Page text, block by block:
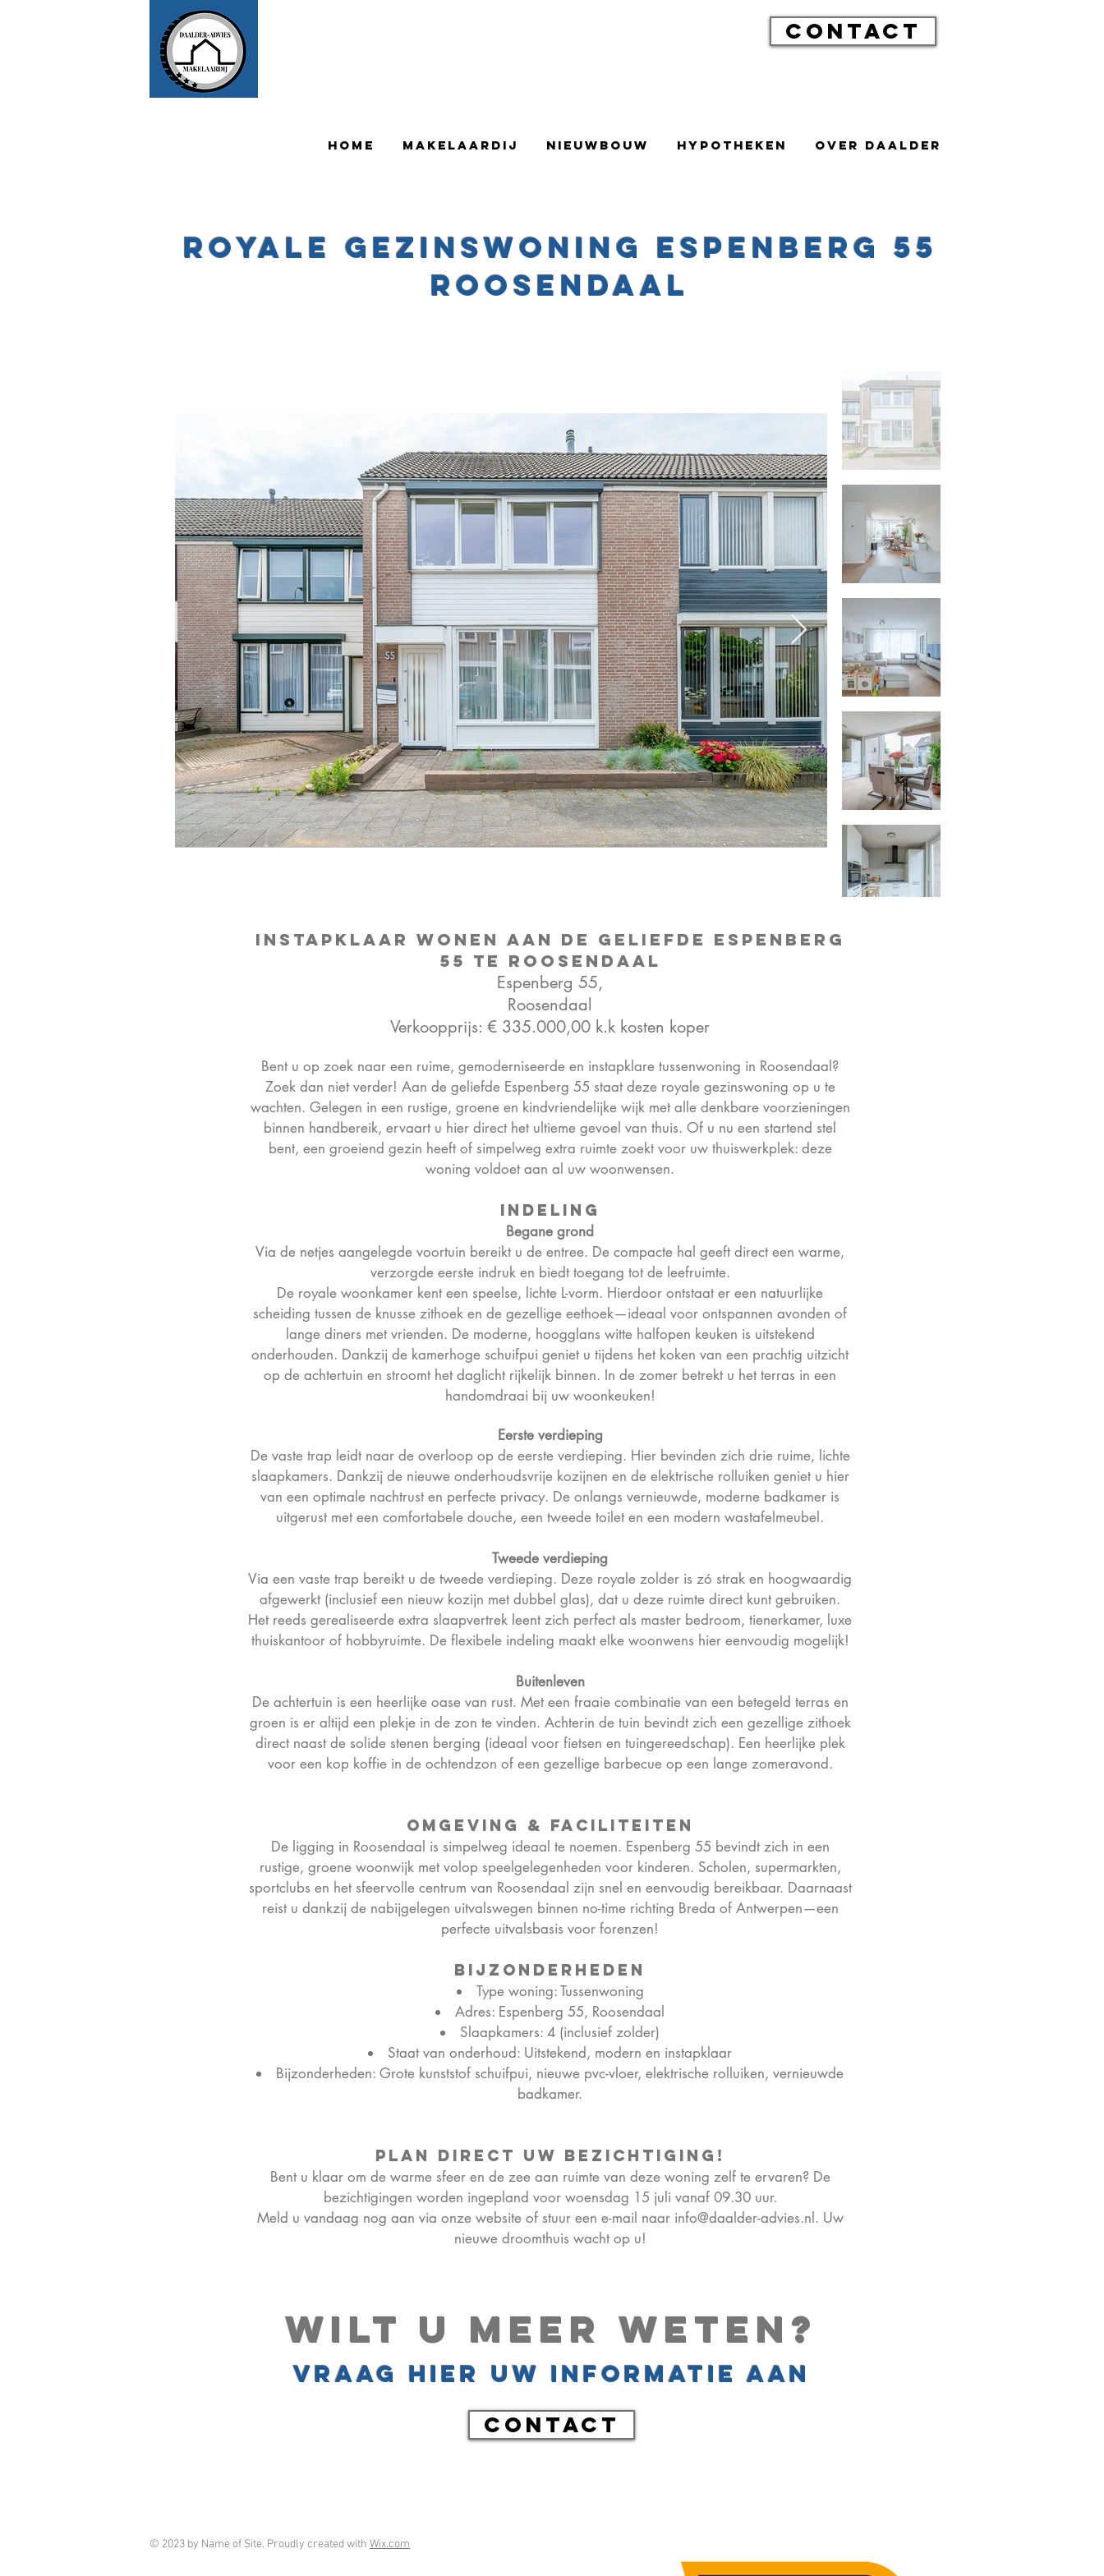
CONTACT
HOME Makelaardij Nieuwbouw Hypotheken Over Daalder
Royale gezinswoning Espenberg 55
Roosendaal
Instapklaar wonen aan de geliefde Espenberg
55 te Roosendaal
Espenberg 55,
Roosendaal
Verkoopprijs: € 335.000,00 k.k kosten koper
Bent u op zoek naar een ruime, gemoderniseerde en instapklare tussenwoning in Roosendaal?
Zoek dan niet verder! Aan de geliefde Espenberg 55 staat deze royale gezinswoning op u te
wachten. Gelegen in een rustige, groene en kindvriendelijke wijk met alle denkbare voorzieningen
binnen handbereik, ervaart u hier direct het ultieme gevoel van thuis. Of u nu een startend stel
bent, een groeiend gezin heeft of simpelweg extra ruimte zoekt voor uw thuiswerkplek: deze
woning voldoet aan al uw woonwensen.
Indeling
Begane grond
Via de netjes aangelegde voortuin bereikt u de entree. De compacte hal geeft direct een warme,
verzorgde eerste indruk en biedt toegang tot de leefruimte.
De royale woonkamer kent een speelse, lichte L-vorm. Hierdoor ontstaat er een natuurlijke
scheiding tussen de knusse zithoek en de gezellige eethoek—ideaal voor ontspannen avonden of
lange diners met vrienden. De moderne, hoogglans witte halfopen keuken is uitstekend
onderhouden. Dankzij de kamerhoge schuifpui geniet u tijdens het koken van een prachtig uitzicht
op de achtertuin en stroomt het daglicht rijkelijk binnen. In de zomer betrekt u het terras in een
handomdraai bij uw woonkeuken!
Eerste​verdieping
De vaste trap leidt naar de overloop op de eerste verdieping. Hier bevinden zich drie ruime, lichte
slaapkamers. Dankzij de nieuwe onderhoudsvrije kozijnen en de elektrische rolluiken geniet u hier
van een optimale nachtrust en perfecte privacy. De onlangs vernieuwde, moderne badkamer is
uitgerust met een comfortabele douche, een tweede toilet en een modern wastafelmeubel.
Tweede​ verdieping
Via een vaste trap bereikt u de tweede verdieping. Deze royale zolder is zó strak en hoogwaardig
afgewerkt (inclusief een nieuw kozijn met dubbel glas), dat u deze ruimte direct kunt gebruiken.
Het reeds gerealiseerde extra slaapvertrek leent zich perfect als master bedroom, tienerkamer, luxe
thuiskantoor of hobbyruimte. De flexibele indeling maakt elke woonwens hier eenvoudig mogelijk!
Buitenleven
De achtertuin is een heerlijke oase van rust. Met een fraaie combinatie van een betegeld terras en
groen is er altijd een plekje in de zon te vinden. Achterin de tuin bevindt zich een gezellige zithoek
direct naast de solide stenen berging (ideaal voor fietsen en tuingereedschap). Een heerlijke plek
voor een kop koffie in de ochtendzon of een gezellige barbecue op een lange zomeravond.
Omgeving & Faciliteiten
De ligging in Roosendaal is simpelweg ideaal te noemen. Espenberg 55 bevindt zich in een
rustige, groene woonwijk met volop speelgelegenheden voor kinderen. Scholen, supermarkten,
sportclubs en het sfeervolle centrum van Roosendaal zijn snel en eenvoudig bereikbaar. Daarnaast
reist u dankzij de nabijgelegen uitvalswegen binnen no-time richting Breda of Antwerpen—een
perfecte uitvalsbasis voor forenzen!
Bijzonderheden
Type woning: Tussenwoning
Adres: Espenberg 55, Roosendaal
Slaapkamers: 4 (inclusief zolder)
Staat van onderhoud: Uitstekend, modern en instapklaar
Bijzonderheden: Grote kunststof schuifpui, nieuwe pvc-vloer, elektrische rolluiken, vernieuwde
badkamer.
Plan direct uw bezichtiging!
Bent u klaar om de warme sfeer en de zee aan ruimte van deze woning zelf te ervaren? De
bezichtigingen worden ingepland voor woensdag 15 juli vanaf 09.30 uur.
Meld u vandaag nog aan via onze website of stuur een e-mail naar info@daalder-advies.nl . Uw
nieuwe droomthuis wacht op u!
Wilt u meer weten?
Vraag hier uw informatie aan
CONTACT
© 2023 by Name of Site. Proudly created with Wix.com